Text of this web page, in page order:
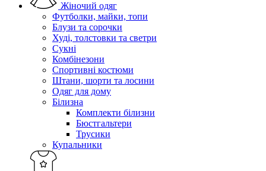
Жіночий одяг
Футболки, майки, топи
Блузи та сорочки
Худі, толстовки та светри
Сукні
Комбінезони
Спортивні костюми
Штани, шорти та лосини
Одяг для дому
Білизна
Комплекти білизни
Бюстгальтери
Трусики
Купальники